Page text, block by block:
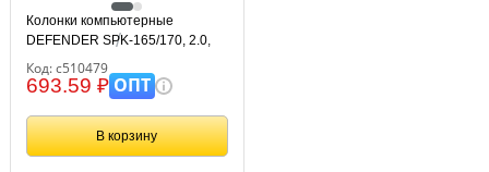
Колонки компьютерные
DEFENDER SPK-165/170, 2.0,
для наушников, 65165
Код: с510479
693.59 ₽ОПТ
В корзину